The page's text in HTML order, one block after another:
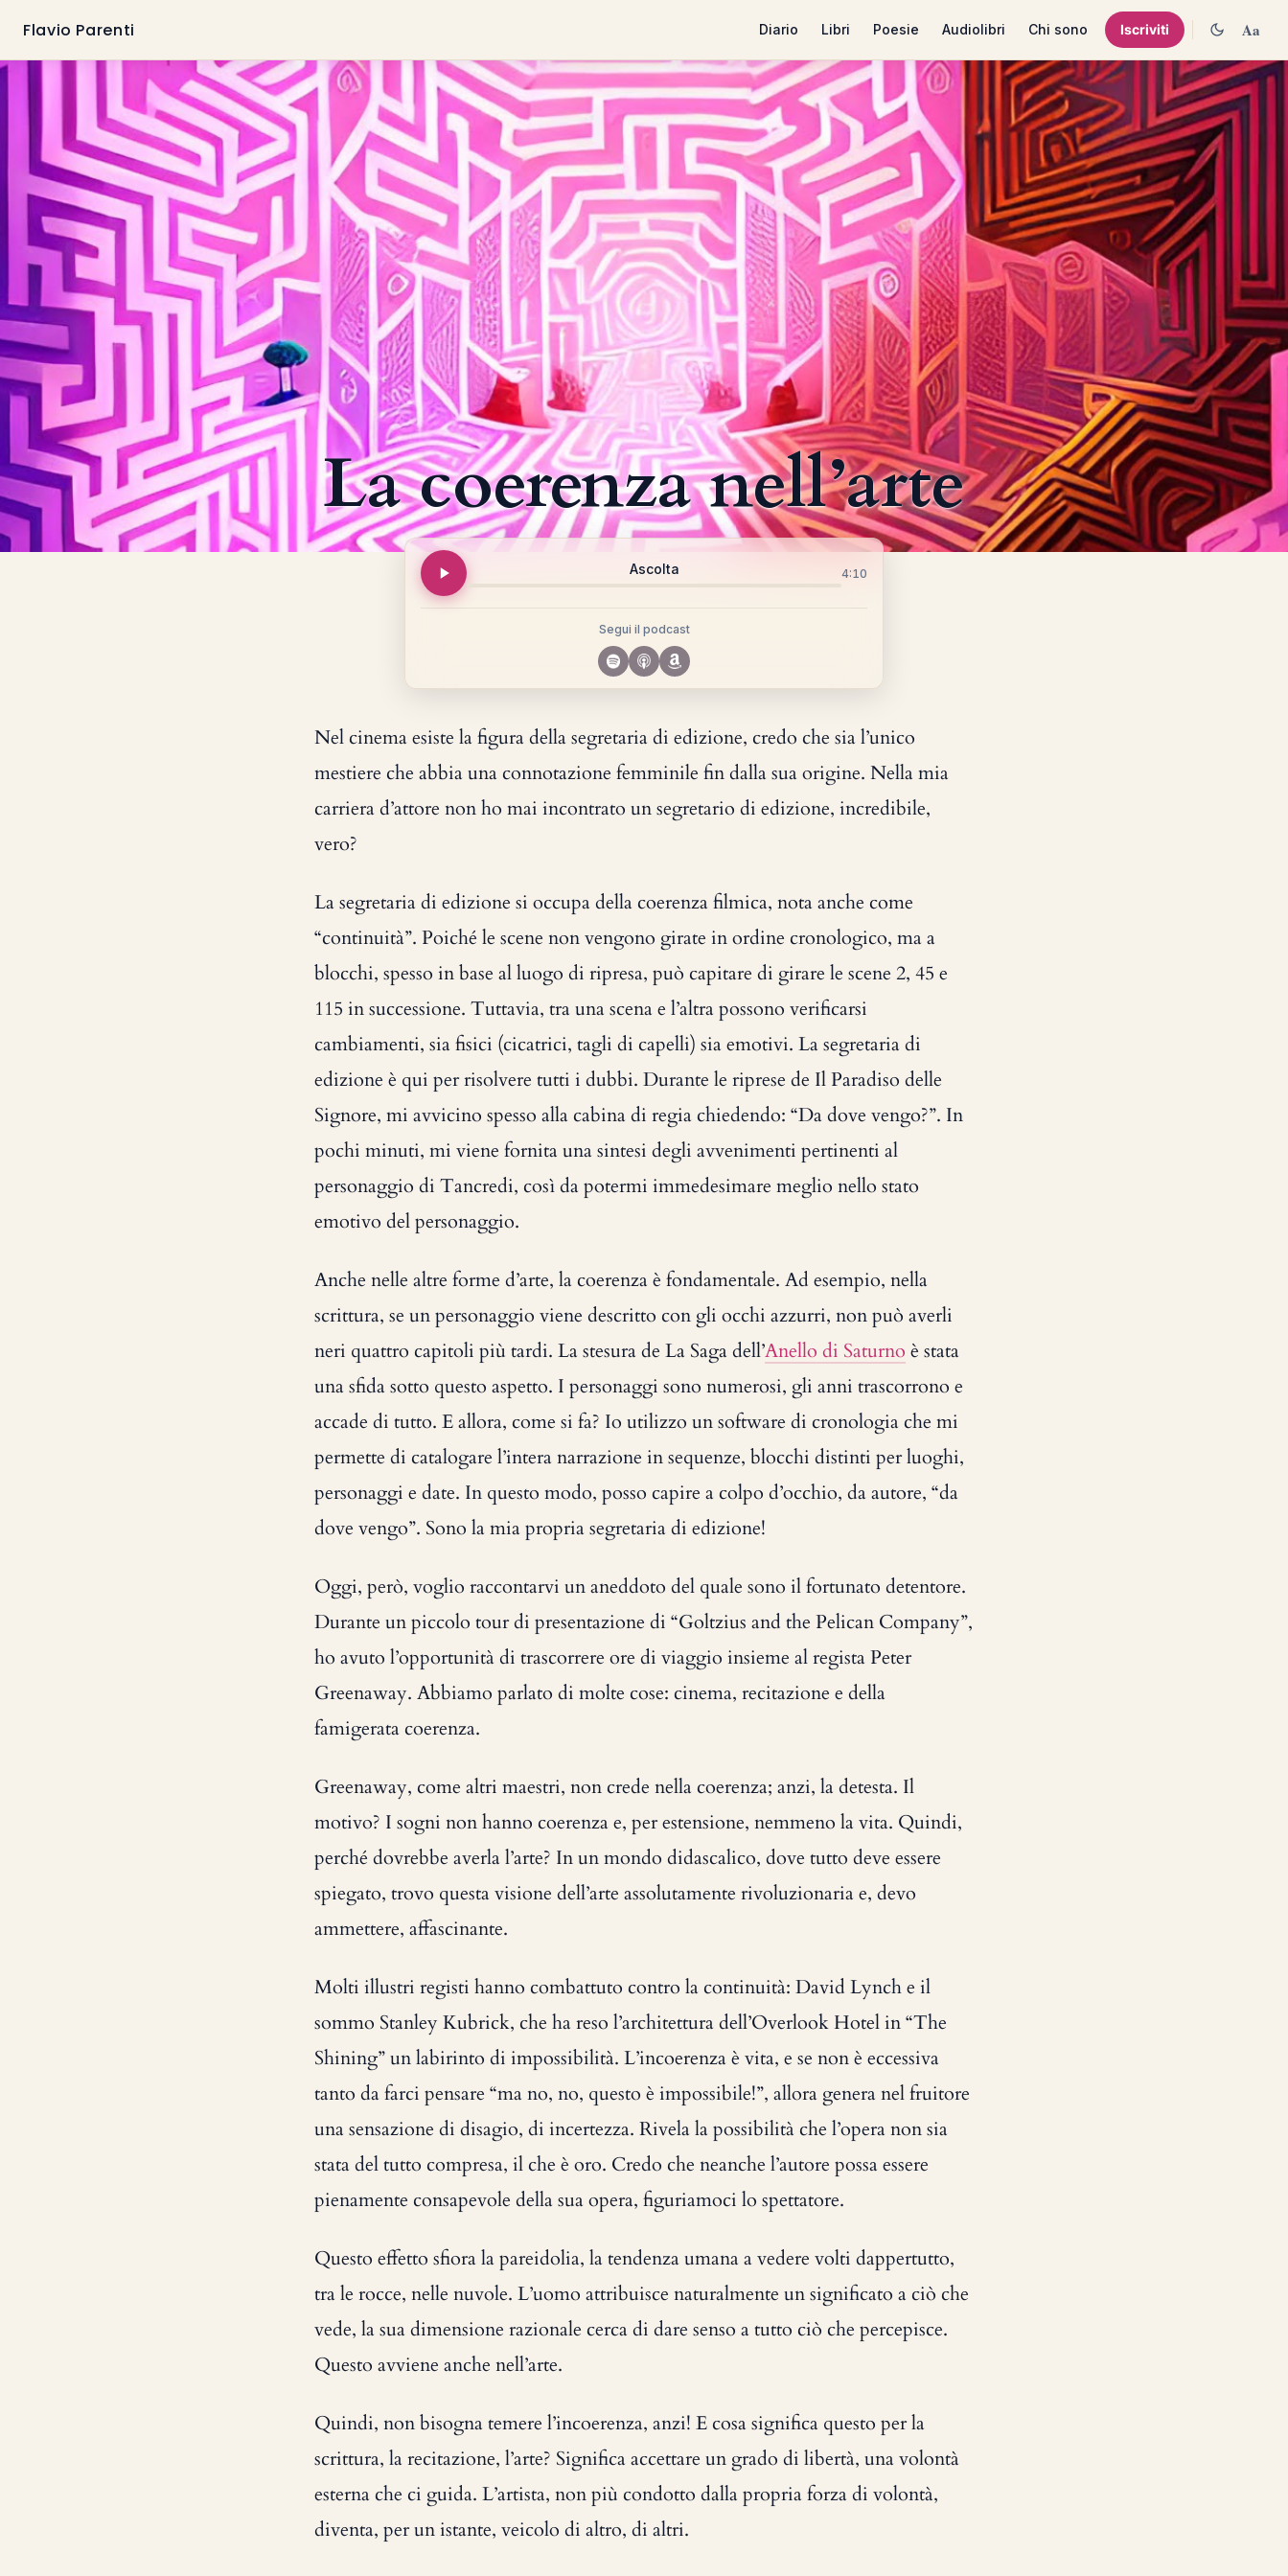
Flavio Parenti Diario Libri Poesie Audiolibri Chi sono Iscriviti Aa
La coerenza nell’arte
Ascolta 4:10
Segui il podcast
Nel cinema esiste la figura della segretaria di edizione, credo che sia l’unico
mestiere che abbia una connotazione femminile fin dalla sua origine. Nella mia
carriera d’attore non ho mai incontrato un segretario di edizione, incredibile,
vero?
La segretaria di edizione si occupa della coerenza filmica, nota anche come
“continuità”. Poiché le scene non vengono girate in ordine cronologico, ma a
blocchi, spesso in base al luogo di ripresa, può capitare di girare le scene 2, 45 e
115 in successione. Tuttavia, tra una scena e l’altra possono verificarsi
cambiamenti, sia fisici (cicatrici, tagli di capelli) sia emotivi. La segretaria di
edizione è qui per risolvere tutti i dubbi. Durante le riprese de Il Paradiso delle
Signore, mi avvicino spesso alla cabina di regia chiedendo: “Da dove vengo?”. In
pochi minuti, mi viene fornita una sintesi degli avvenimenti pertinenti al
personaggio di Tancredi, così da potermi immedesimare meglio nello stato
emotivo del personaggio.
Anche nelle altre forme d’arte, la coerenza è fondamentale. Ad esempio, nella
scrittura, se un personaggio viene descritto con gli occhi azzurri, non può averli
neri quattro capitoli più tardi. La stesura de La Saga dell’Anello di Saturno è stata
una sfida sotto questo aspetto. I personaggi sono numerosi, gli anni trascorrono e
accade di tutto. E allora, come si fa? Io utilizzo un software di cronologia che mi
permette di catalogare l’intera narrazione in sequenze, blocchi distinti per luoghi,
personaggi e date. In questo modo, posso capire a colpo d’occhio, da autore, “da
dove vengo”. Sono la mia propria segretaria di edizione!
Oggi, però, voglio raccontarvi un aneddoto del quale sono il fortunato detentore.
Durante un piccolo tour di presentazione di “Goltzius and the Pelican Company”,
ho avuto l’opportunità di trascorrere ore di viaggio insieme al regista Peter
Greenaway. Abbiamo parlato di molte cose: cinema, recitazione e della
famigerata coerenza.
Greenaway, come altri maestri, non crede nella coerenza; anzi, la detesta. Il
motivo? I sogni non hanno coerenza e, per estensione, nemmeno la vita. Quindi,
perché dovrebbe averla l’arte? In un mondo didascalico, dove tutto deve essere
spiegato, trovo questa visione dell’arte assolutamente rivoluzionaria e, devo
ammettere, affascinante.
Molti illustri registi hanno combattuto contro la continuità: David Lynch e il
sommo Stanley Kubrick, che ha reso l’architettura dell’Overlook Hotel in “The
Shining” un labirinto di impossibilità. L’incoerenza è vita, e se non è eccessiva
tanto da farci pensare “ma no, no, questo è impossibile!”, allora genera nel fruitore
una sensazione di disagio, di incertezza. Rivela la possibilità che l’opera non sia
stata del tutto compresa, il che è oro. Credo che neanche l’autore possa essere
pienamente consapevole della sua opera, figuriamoci lo spettatore.
Questo effetto sfiora la pareidolia, la tendenza umana a vedere volti dappertutto,
tra le rocce, nelle nuvole. L’uomo attribuisce naturalmente un significato a ciò che
vede, la sua dimensione razionale cerca di dare senso a tutto ciò che percepisce.
Questo avviene anche nell’arte.
Quindi, non bisogna temere l’incoerenza, anzi! E cosa significa questo per la
scrittura, la recitazione, l’arte? Significa accettare un grado di libertà, una volontà
esterna che ci guida. L’artista, non più condotto dalla propria forza di volontà,
diventa, per un istante, veicolo di altro, di altri.